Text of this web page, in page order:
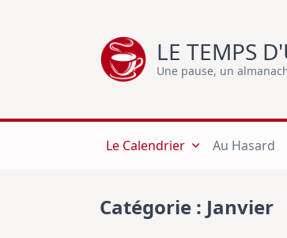
LE TEMPS
Une pause, un
Le Calendrier Au Hasard
Catégorie : Janvier